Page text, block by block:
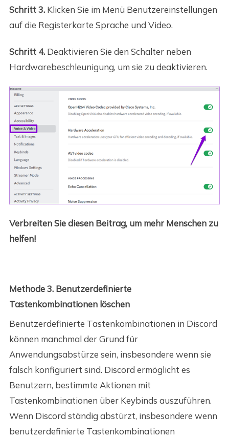
Schritt 3. Klicken Sie im Menü Benutzereinstellungen
auf die Registerkarte Sprache und Video.
Schritt 4. Deaktivieren Sie den Schalter neben
Hardwarebeschleunigung, um sie zu deaktivieren.
Verbreiten Sie diesen Beitrag, um mehr Menschen zu
helfen!
Methode 3. Benutzerdefinierte
Tastenkombinationen löschen
Benutzerdefinierte Tastenkombinationen in Discord
können manchmal der Grund für
Anwendungsabstürze sein, insbesondere wenn sie
falsch konfiguriert sind. Discord ermöglicht es
Benutzern, bestimmte Aktionen mit
Tastenkombinationen über Keybinds auszuführen.
Wenn Discord ständig abstürzt, insbesondere wenn
benutzerdefinierte Tastenkombinationen